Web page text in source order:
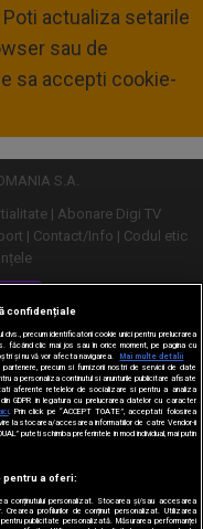
actualiza setarile
sau de
sa accepti cookie-
S.A.
Abonare Digi TV
Contact/Info
Codul etic
confidențiale
precum identificatorii cookie unici pentru prelucrarea
clic mai jos sau în orice moment, pe pagina cu
și nu vă vor afecta navigarea.
Mai multe detalii
precum si furnizorii nostri de servicii de date
a personaliza continutul si anunturile publicitare afisate
aferente retelelor de socializare si pentru a analiza
GDPR in legatura cu prelucrarea datelor cu caracter
. Prin click pe “ACCEPT TOATE”, acceptati folosirea
la stocarea/accesarea informatiilor de catre Vendor-ii
puteti schimba preferintele in mod individual, mai putin
pentru a oferi:
conținutului personalizat. Stocarea și/sau accesarea
Crearea profilurilor de conținut personalizat. Utilizarea
publicitate personalizată. Măsurarea performanței